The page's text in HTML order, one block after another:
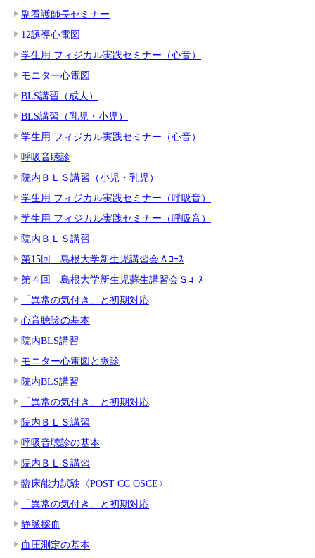
副看護師長セミナー
12誘導心電図
学生用 フィジカル実践セミナー（心音）
モニター心電図
BLS講習（成人）
BLS講習（乳児・小児）
学生用 フィジカル実践セミナー（心音）
呼吸音聴診
院内ＢＬＳ講習（小児・乳児）
学生用 フィジカル実践セミナー（呼吸音）
学生用 フィジカル実践セミナー（呼吸音）
院内ＢＬＳ講習
第15回 島根大学新生児講習会Ａｺｰｽ
第４回 島根大学新生児蘇生講習会Ｓｺｰｽ
「異常の気付き」と初期対応
心音聴診の基本
院内BLS講習
モニター心電図と脈診
院内BLS講習
「異常の気付き」と初期対応
院内ＢＬＳ講習
呼吸音聴診の基本
院内ＢＬＳ講習
臨床能力試験〈POST CC OSCE〉
「異常の気付き」と初期対応
静脈採血
血圧測定の基本